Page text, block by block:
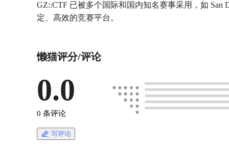
GZ::CTF 已被多个国际和国内知名赛事采用，如
定、高效的竞赛平台。
懒猫评分/评论
0.0
0 条评论
写评论